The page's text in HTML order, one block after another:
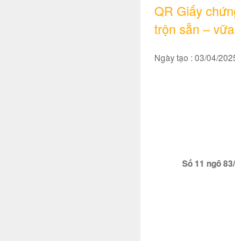
QR Giấy
trộn sẵn –
Ngày tạo : 03/04/
Số 11 ngõ